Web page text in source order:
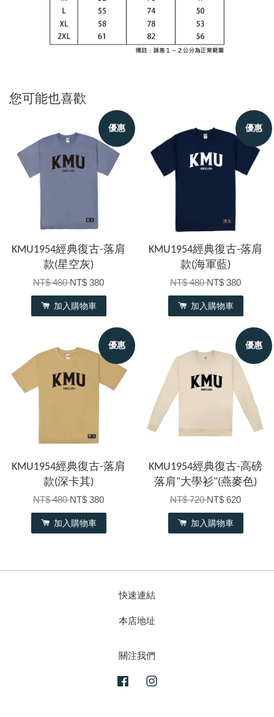
您可能也喜歡
優惠
KMU1954經典復古-落肩
款(星空灰)
NT$ 480NT$ 380
加入購物車
優惠
KMU1954經典復古-落肩
款(海軍藍)
NT$ 480NT$ 380
加入購物車
優惠
KMU1954經典復古-落肩
款(深卡其)
NT$ 480NT$ 380
加入購物車
優惠
KMU1954經典復古-高磅
落肩"大學衫"(燕麥色)
NT$ 720NT$ 620
加入購物車
快速連結
本店地址
關注我們
Facebook